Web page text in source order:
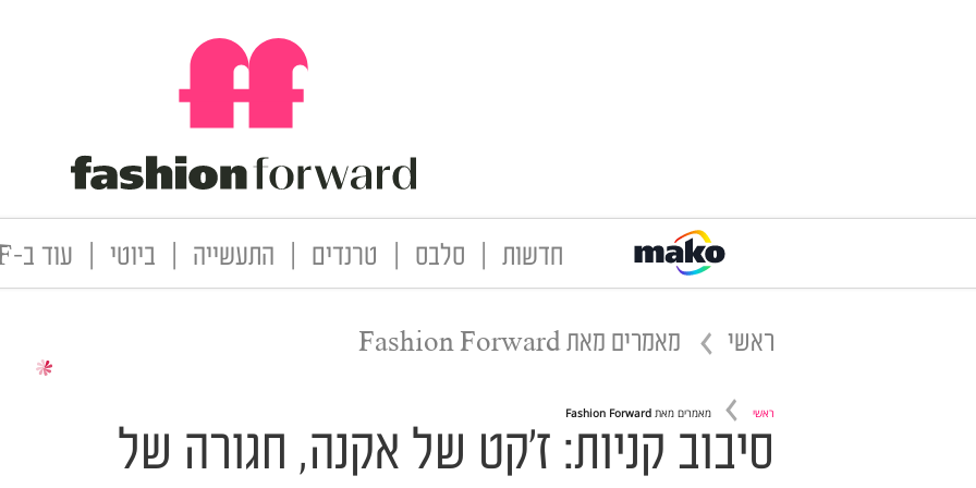
חדשות סלבס טרנדים התעשייה ביוטי עוד ב-FF
ראשי מאמרים מאתFashion Forward
ראשי מאמרים מאת Fashion Forward
סיבוב קניות: ז'קט של אקנה, חגורה של